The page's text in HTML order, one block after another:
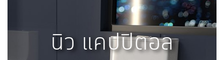
นิว แคปปิตอล